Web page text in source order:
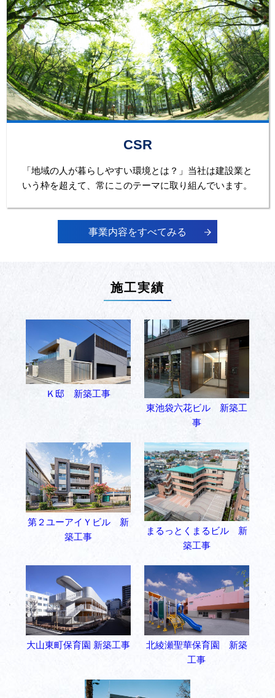
CSR
「地域の人が暮らしやすい環境とは？」当社は建設業と
いう枠を超えて、常にこのテーマに取り組んでいます。
事業内容をすべてみる
施工実績
Ｋ邸 新築工事
東池袋六花ビル 新築工
事
第２ユーアイＹビル 新
築工事
まるっとくまるビル 新
築工事
大山東町保育園 新築工事
北綾瀬聖華保育園 新築
工事